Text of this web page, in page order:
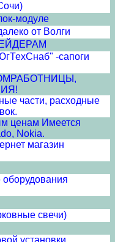
модуле
от Волги
-сапоги
части, расходные
ценам Имеется
Nokia.
магазин
свечи)
установки,